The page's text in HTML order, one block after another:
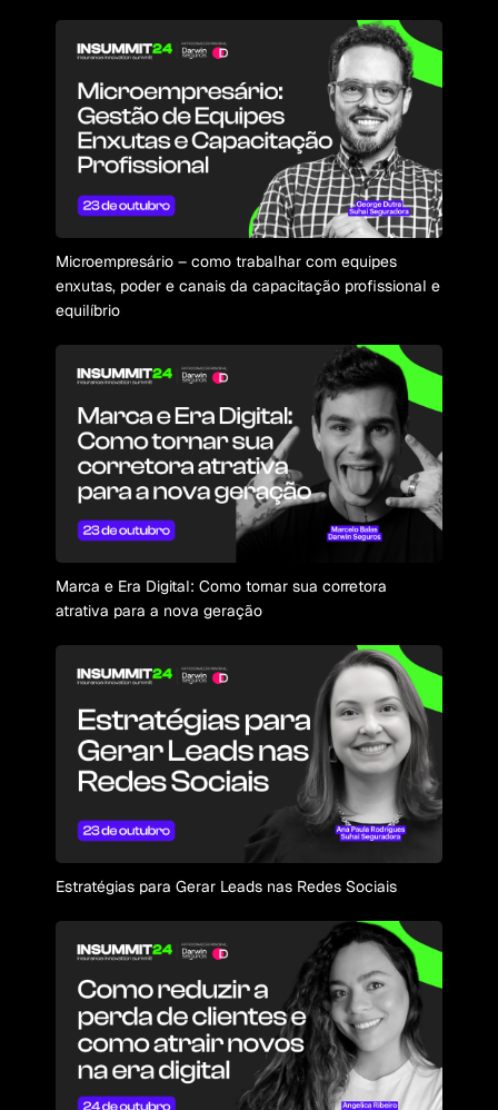
Microempresário – como trabalhar com equipes
enxutas, poder e canais da capacitação profissional e
equilíbrio
Marca e Era Digital: Como tornar sua corretora
atrativa para a nova geração
Estratégias para Gerar Leads nas Redes Sociais